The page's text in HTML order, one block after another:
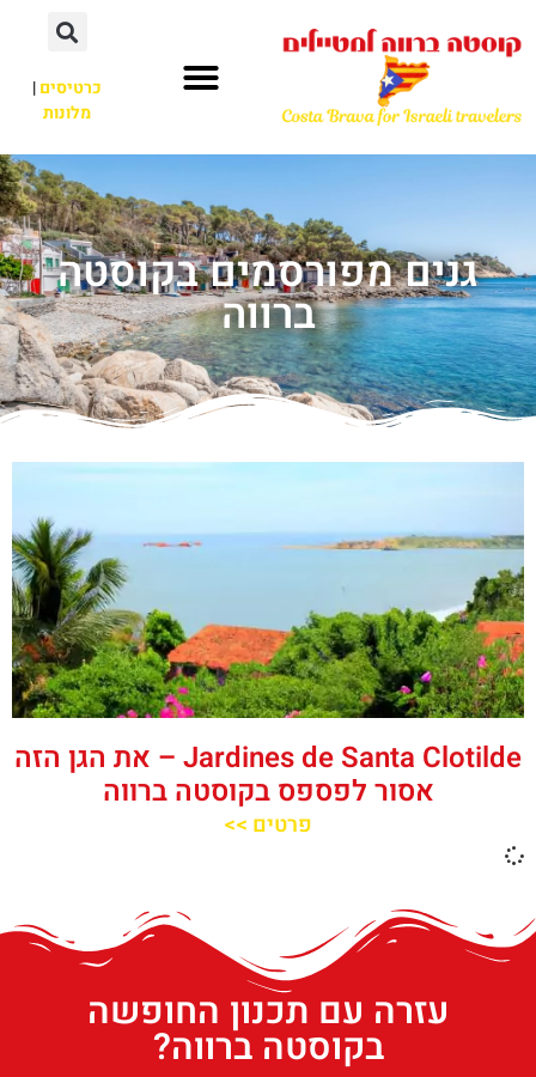
כרטיסים|
מלונות
גנים מפורסמים בקוסטה
ברווה
Jardines de Santa Clotilde – את הגן הזה
אסור לפספס בקוסטה ברווה
פרטים >>
עזרה עם תכנון החופשה
בקוסטה ברווה?